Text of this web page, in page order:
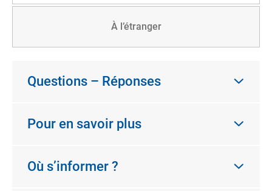
À l’étranger
Questions – Réponses
Pour en savoir plus
Où s’informer ?